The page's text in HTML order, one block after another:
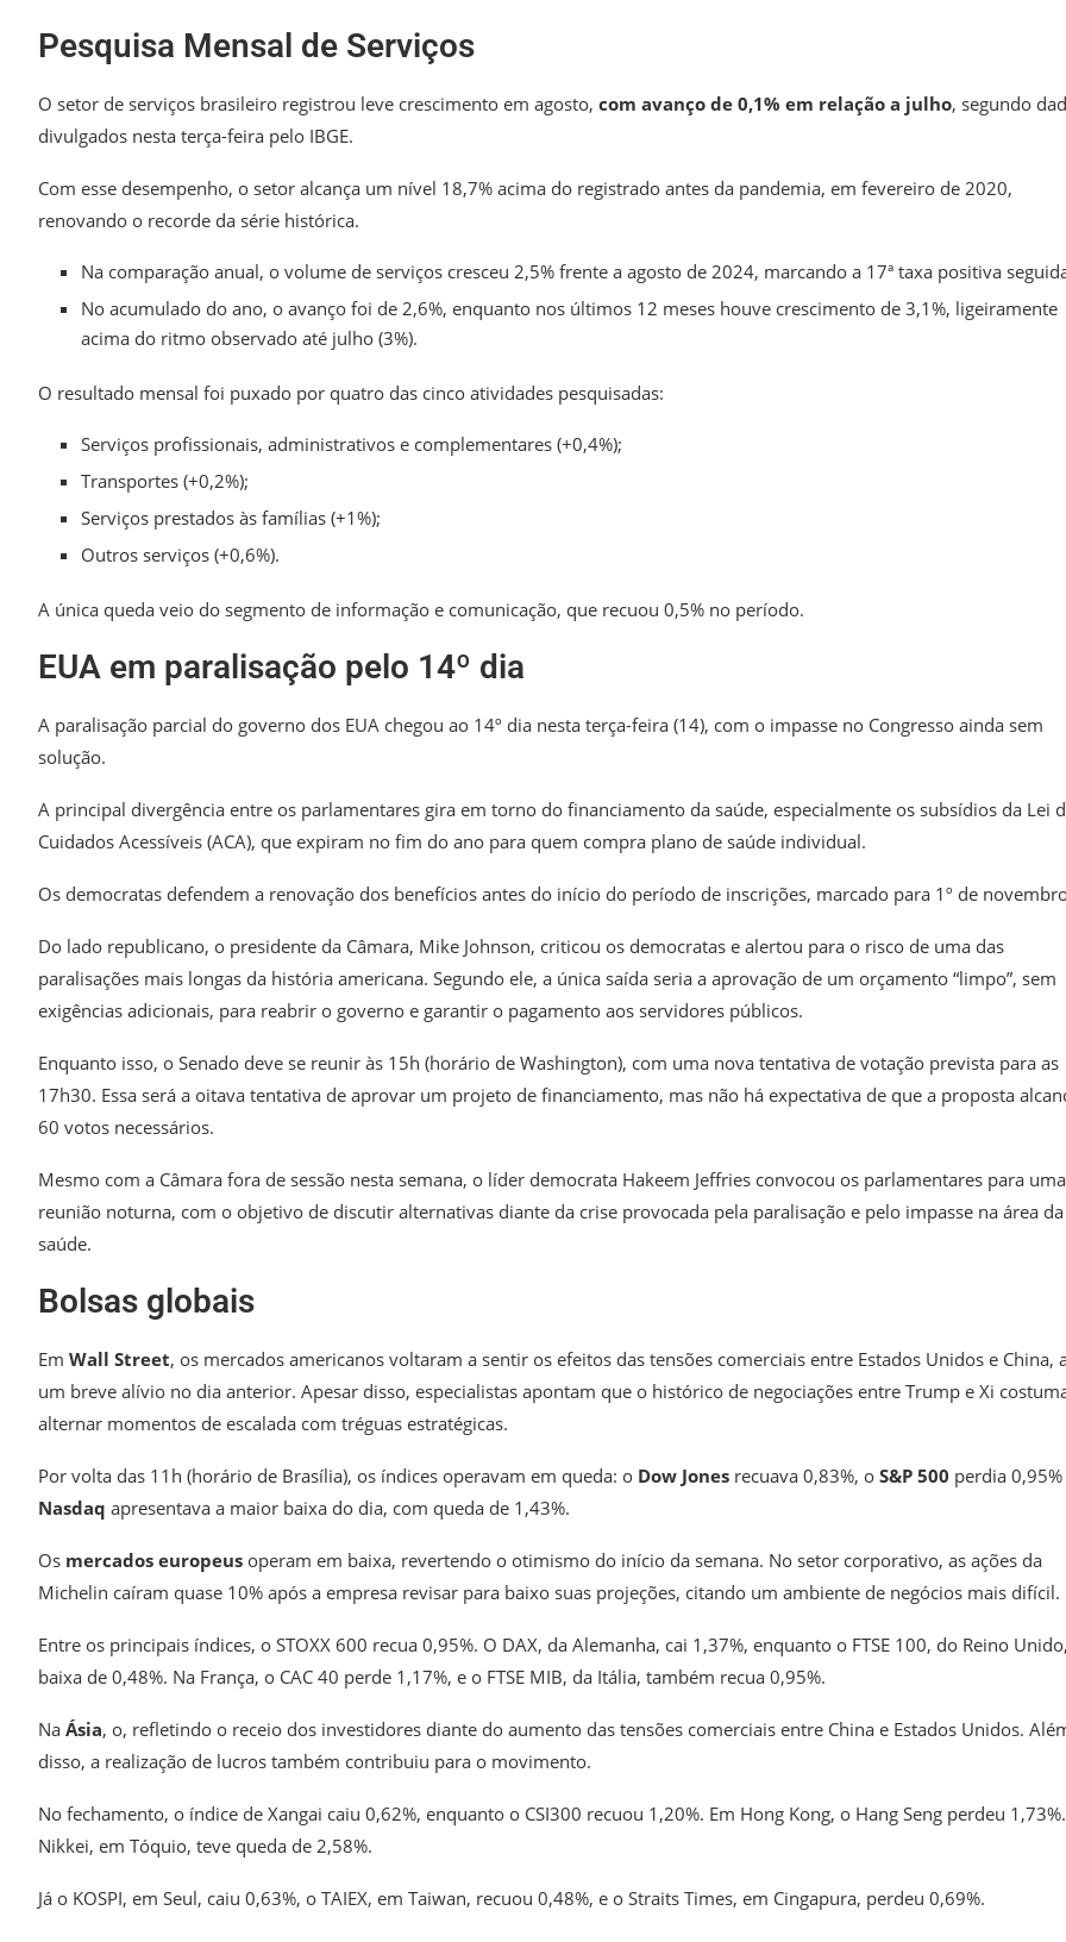
Pesquisa Mensal de Serviços
O setor de serviços brasileiro registrou leve crescimento em agosto, com avanço de 0,1% em relação a julho, segundo
divulgados nesta terça-feira pelo IBGE.
Com esse desempenho, o setor alcança um nível 18,7% acima do registrado antes da pandemia, em fevereiro de 2020,
renovando o recorde da série histórica.
Na comparação anual, o volume de serviços cresceu 2,5% frente a agosto de 2024, marcando a 17ª taxa positiva
No acumulado do ano, o avanço foi de 2,6%, enquanto nos últimos 12 meses houve crescimento de 3,1%, ligeiramente
acima do ritmo observado até julho (3%).
O resultado mensal foi puxado por quatro das cinco atividades pesquisadas:
Serviços profissionais, administrativos e complementares (+0,4%);
Transportes (+0,2%);
Serviços prestados às famílias (+1%);
Outros serviços (+0,6%).
A única queda veio do segmento de informação e comunicação, que recuou 0,5% no período.
EUA em paralisação pelo 14º dia
A paralisação parcial do governo dos EUA chegou ao 14º dia nesta terça-feira (14), com o impasse no Congresso ainda sem
solução.
A principal divergência entre os parlamentares gira em torno do financiamento da saúde, especialmente os subsídios da Lei
Cuidados Acessíveis (ACA), que expiram no fim do ano para quem compra plano de saúde individual.
Os democratas defendem a renovação dos benefícios antes do início do período de inscrições, marcado para 1º de
Do lado republicano, o presidente da Câmara, Mike Johnson, criticou os democratas e alertou para o risco de uma das
paralisações mais longas da história americana. Segundo ele, a única saída seria a aprovação de um orçamento “limpo”, sem
exigências adicionais, para reabrir o governo e garantir o pagamento aos servidores públicos.
Enquanto isso, o Senado deve se reunir às 15h (horário de Washington), com uma nova tentativa de votação prevista para as
17h30. Essa será a oitava tentativa de aprovar um projeto de financiamento, mas não há expectativa de que a proposta
60 votos necessários.
Mesmo com a Câmara fora de sessão nesta semana, o líder democrata Hakeem Jeffries convocou os parlamentares para uma
reunião noturna, com o objetivo de discutir alternativas diante da crise provocada pela paralisação e pelo impasse na área da
saúde.
Bolsas globais
Em Wall Street, os mercados americanos voltaram a sentir os efeitos das tensões comerciais entre Estados Unidos e China,
um breve alívio no dia anterior. Apesar disso, especialistas apontam que o histórico de negociações entre Trump e Xi
alternar momentos de escalada com tréguas estratégicas.
Por volta das 11h (horário de Brasília), os índices operavam em queda: o Dow Jones recuava 0,83%, o S&P 500 perdia
Nasdaq apresentava a maior baixa do dia, com queda de 1,43%.
Os mercados europeus operam em baixa, revertendo o otimismo do início da semana. No setor corporativo, as ações da
Michelin caíram quase 10% após a empresa revisar para baixo suas projeções, citando um ambiente de negócios mais difícil.
Entre os principais índices, o STOXX 600 recua 0,95%. O DAX, da Alemanha, cai 1,37%, enquanto o FTSE 100, do Reino
baixa de 0,48%. Na França, o CAC 40 perde 1,17%, e o FTSE MIB, da Itália, também recua 0,95%.
Na Ásia, o, refletindo o receio dos investidores diante do aumento das tensões comerciais entre China e Estados Unidos.
disso, a realização de lucros também contribuiu para o movimento.
No fechamento, o índice de Xangai caiu 0,62%, enquanto o CSI300 recuou 1,20%. Em Hong Kong, o Hang Seng perdeu
Nikkei, em Tóquio, teve queda de 2,58%.
Já o KOSPI, em Seul, caiu 0,63%, o TAIEX, em Taiwan, recuou 0,48%, e o Straits Times, em Cingapura, perdeu 0,69%.